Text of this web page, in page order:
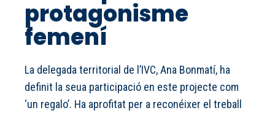
protagonisme
femení
La delegada territorial de l’IVC, Ana Bonmatí, ha
definit la seua participació en este projecte com
‘un regalo’. Ha aprofitat per a reconéixer el treball